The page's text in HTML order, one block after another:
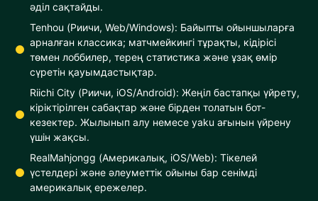
әділ сақтайды.
Tenhou (Риичи, Web/Windows): Байыпты ойыншыларға
арналған классика; матчмейкингі тұрақты, кідірісі
төмен лоббилер, терең статистика және ұзақ өмір
сүретін қауымдастықтар.
Riichi City (Риичи, iOS/Android): Жеңіл бастапқы үйрету,
кіріктірілген сабақтар және бірден толатын бот-
кезектер. Жылынып алу немесе yaku ағынын үйрену
үшін жақсы.
RealMahjongg (Америкалық, iOS/Web): Тікелей
үстелдері және әлеуметтік ойыны бар сенімді
америкалық ережелер.